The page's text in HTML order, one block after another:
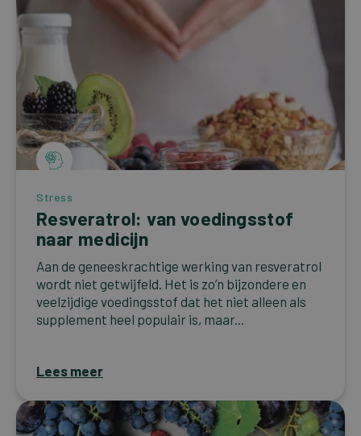
Stress
Resveratrol: van voedingsstof
naar medicijn
Aan de geneeskrachtige werking van resveratrol
wordt niet getwijfeld. Het is zo’n bijzondere en
veelzijdige voedingsstof dat het niet alleen als
supplement heel populair is, maar...
Lees meer